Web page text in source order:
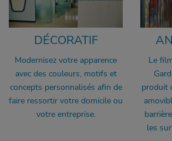
DÉCORATIF
Modernisez votre apparence
avec des couleurs, motifs et
concepts personnalisés afin de
faire ressortir votre domicile ou
votre entreprise.
Le
produit
les